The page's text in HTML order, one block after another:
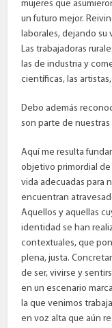
mujeres que
un futuro mejor.
laborales, dejando su
Las trabajadoras
las de industria y
científicas, las
Debo además
son parte de
Aquí me resulta
objetivo primordial
vida adecuadas para
encuentran
Aquellos y aquellas
identidad se han
contextuales, que
plena, justa.
de ser, vivirse y
en un escenario
la que venimos
en voz alta que aún